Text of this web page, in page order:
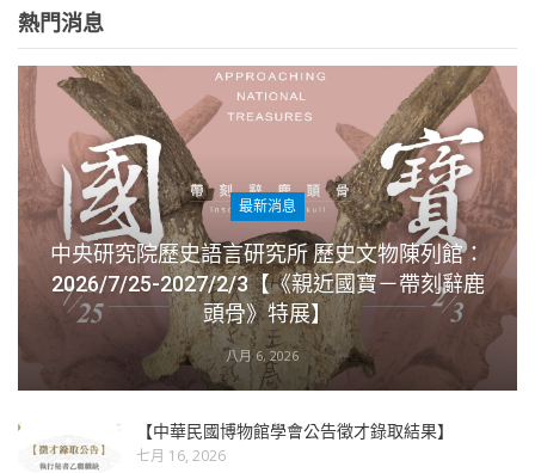
熱門消息
最新消息
中央研究院歷史語言研究所 歷史文物陳列館：
2026/7/25-2027/2/3【《親近國寶－帶刻辭鹿
頭骨》特展】
八月 6, 2026
【中華民國博物館學會公告徵才錄取結果】
七月 16, 2026